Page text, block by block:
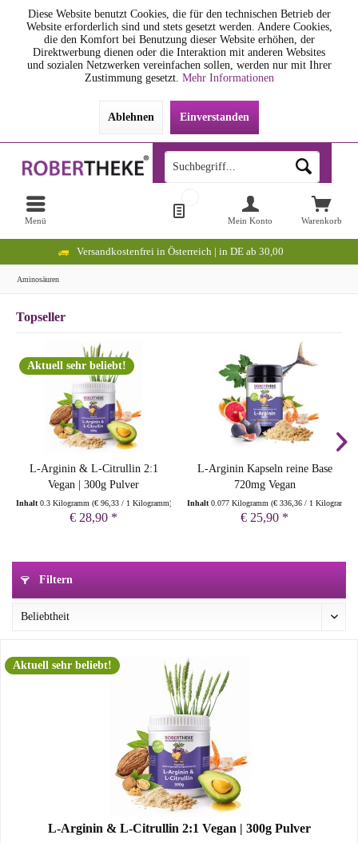
Diese Website benutzt Cookies, die für den technischen Betrieb der
Website erforderlich sind und stets gesetzt werden. Andere Cookies,
die den Komfort bei Benutzung dieser Website erhöhen, der
Direktwerbung dienen oder die Interaktion mit anderen Websites
und sozialen Netzwerken vereinfachen sollen, werden nur mit Ihrer
Zustimmung gesetzt. Mehr Informationen
Ablehnen Einverstanden
Versandkostenfrei in Österreich | in DE ab 30,00
Menü Warenkorb
Mein Konto
Aminosäuren
Topseller
Aktuell sehr beliebt!
L-Arginin & L-Citrullin 2:1
Vegan | 300g Pulver
Inhalt 0.3 Kilogramm (€ 96,33 / 1 Kilogramm)
€ 28,90 *
L-Arginin Kapseln reine Base
720mg Vegan
Inhalt 0.077 Kilogramm (€ 336,36 / 1 Kilogramm)
€ 25,90 *
Filtern
Aktuell sehr beliebt!
L-Arginin & L-Citrullin 2:1 Vegan | 300g Pulver